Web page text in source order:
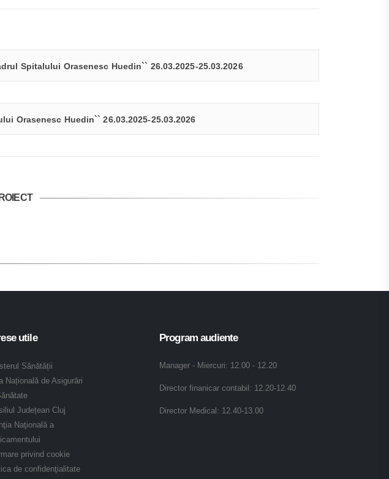
Spitalului Orasenesc Huedin`` 26.03.2025-25.03.2026
Orasenesc Huedin`` 26.03.2025-25.03.2026
utile
Sănătății
Națională de Asigurări
Județean Cluj
Naţională a
privind cookie
de confidenţialitate
Program audiente
Manager - Miercuri: 12.00 - 12.20
Director finanicar contabil: 12.20-12.40
Director Medical: 12.40-13.00